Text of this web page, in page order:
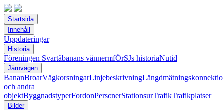
Startsida
Innehåll
Uppdateringar
Historia
Föreningen Svartåbanans vännermfÖrSJs historiaNutid
Järnvägen
BananBroarVägkorsningarLinjebeskrivning
och andra
objektByggnadstyperFordonPersonerStationsurTrafikTrafikplatser
Bilder